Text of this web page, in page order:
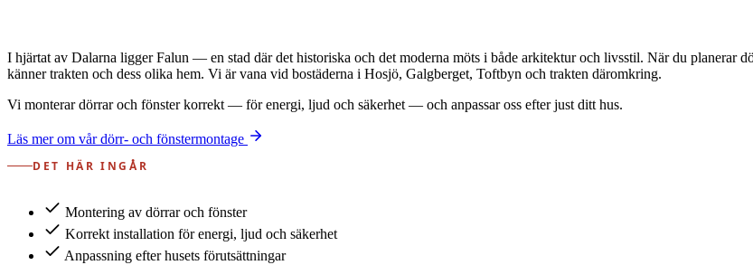
I hjärtat av Dalarna ligger Falun — en stad där det historiska och det moderna möts i både arkitektur och livsstil. När du planerar
känner trakten och dess olika hem. Vi är vana vid bostäderna i Hosjö, Galgberget, Toftbyn och trakten däromkring.
Vi monterar dörrar och fönster korrekt — för energi, ljud och säkerhet — och anpassar oss efter just ditt hus.
Läs mer om vår dörr- och fönstermontage
DET HÄR INGÅR
Montering av dörrar och fönster
Korrekt installation för energi, ljud och säkerhet
Anpassning efter husets förutsättningar